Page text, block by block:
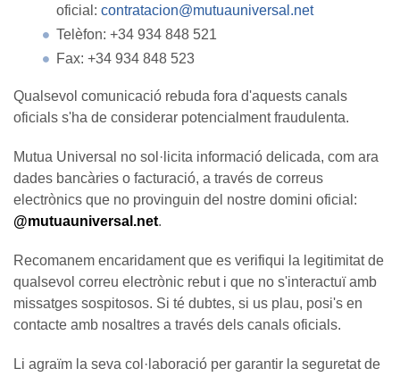
oficial: contratacion@mutuauniversal.net
Telèfon: +34 934 848 521
Fax: +34 934 848 523
Qualsevol comunicació rebuda fora d'aquests canals
oficials s'ha de considerar potencialment fraudulenta.
Mutua Universal no sol·licita informació delicada, com ara
dades bancàries o facturació, a través de correus
electrònics que no provinguin del nostre domini oficial:
@mutuauniversal.net.
Recomanem encaridament que es verifiqui la legitimitat de
qualsevol correu electrònic rebut i que no s'interactuï amb
missatges sospitosos. Si té dubtes, si us plau, posi's en
contacte amb nosaltres a través dels canals oficials.
Li agraïm la seva col·laboració per garantir la seguretat de